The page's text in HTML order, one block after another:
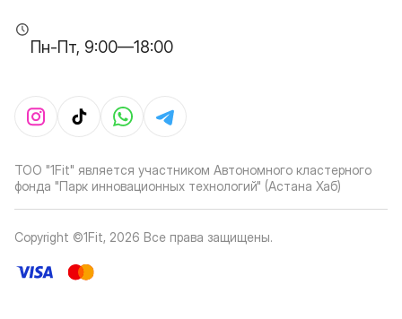
Пн-Пт, 9:00—18:00
ТОО "1Fit" является участником Автономного кластерного
фонда "Парк инновационных технологий" (Астана Хаб)
Copyright ©1Fit, 2026 Все права защищены.